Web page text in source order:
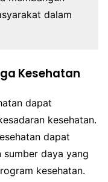
dalam
Kesehatan
dapat
kesehatan.
dapat
sumber daya yang
kesehatan.